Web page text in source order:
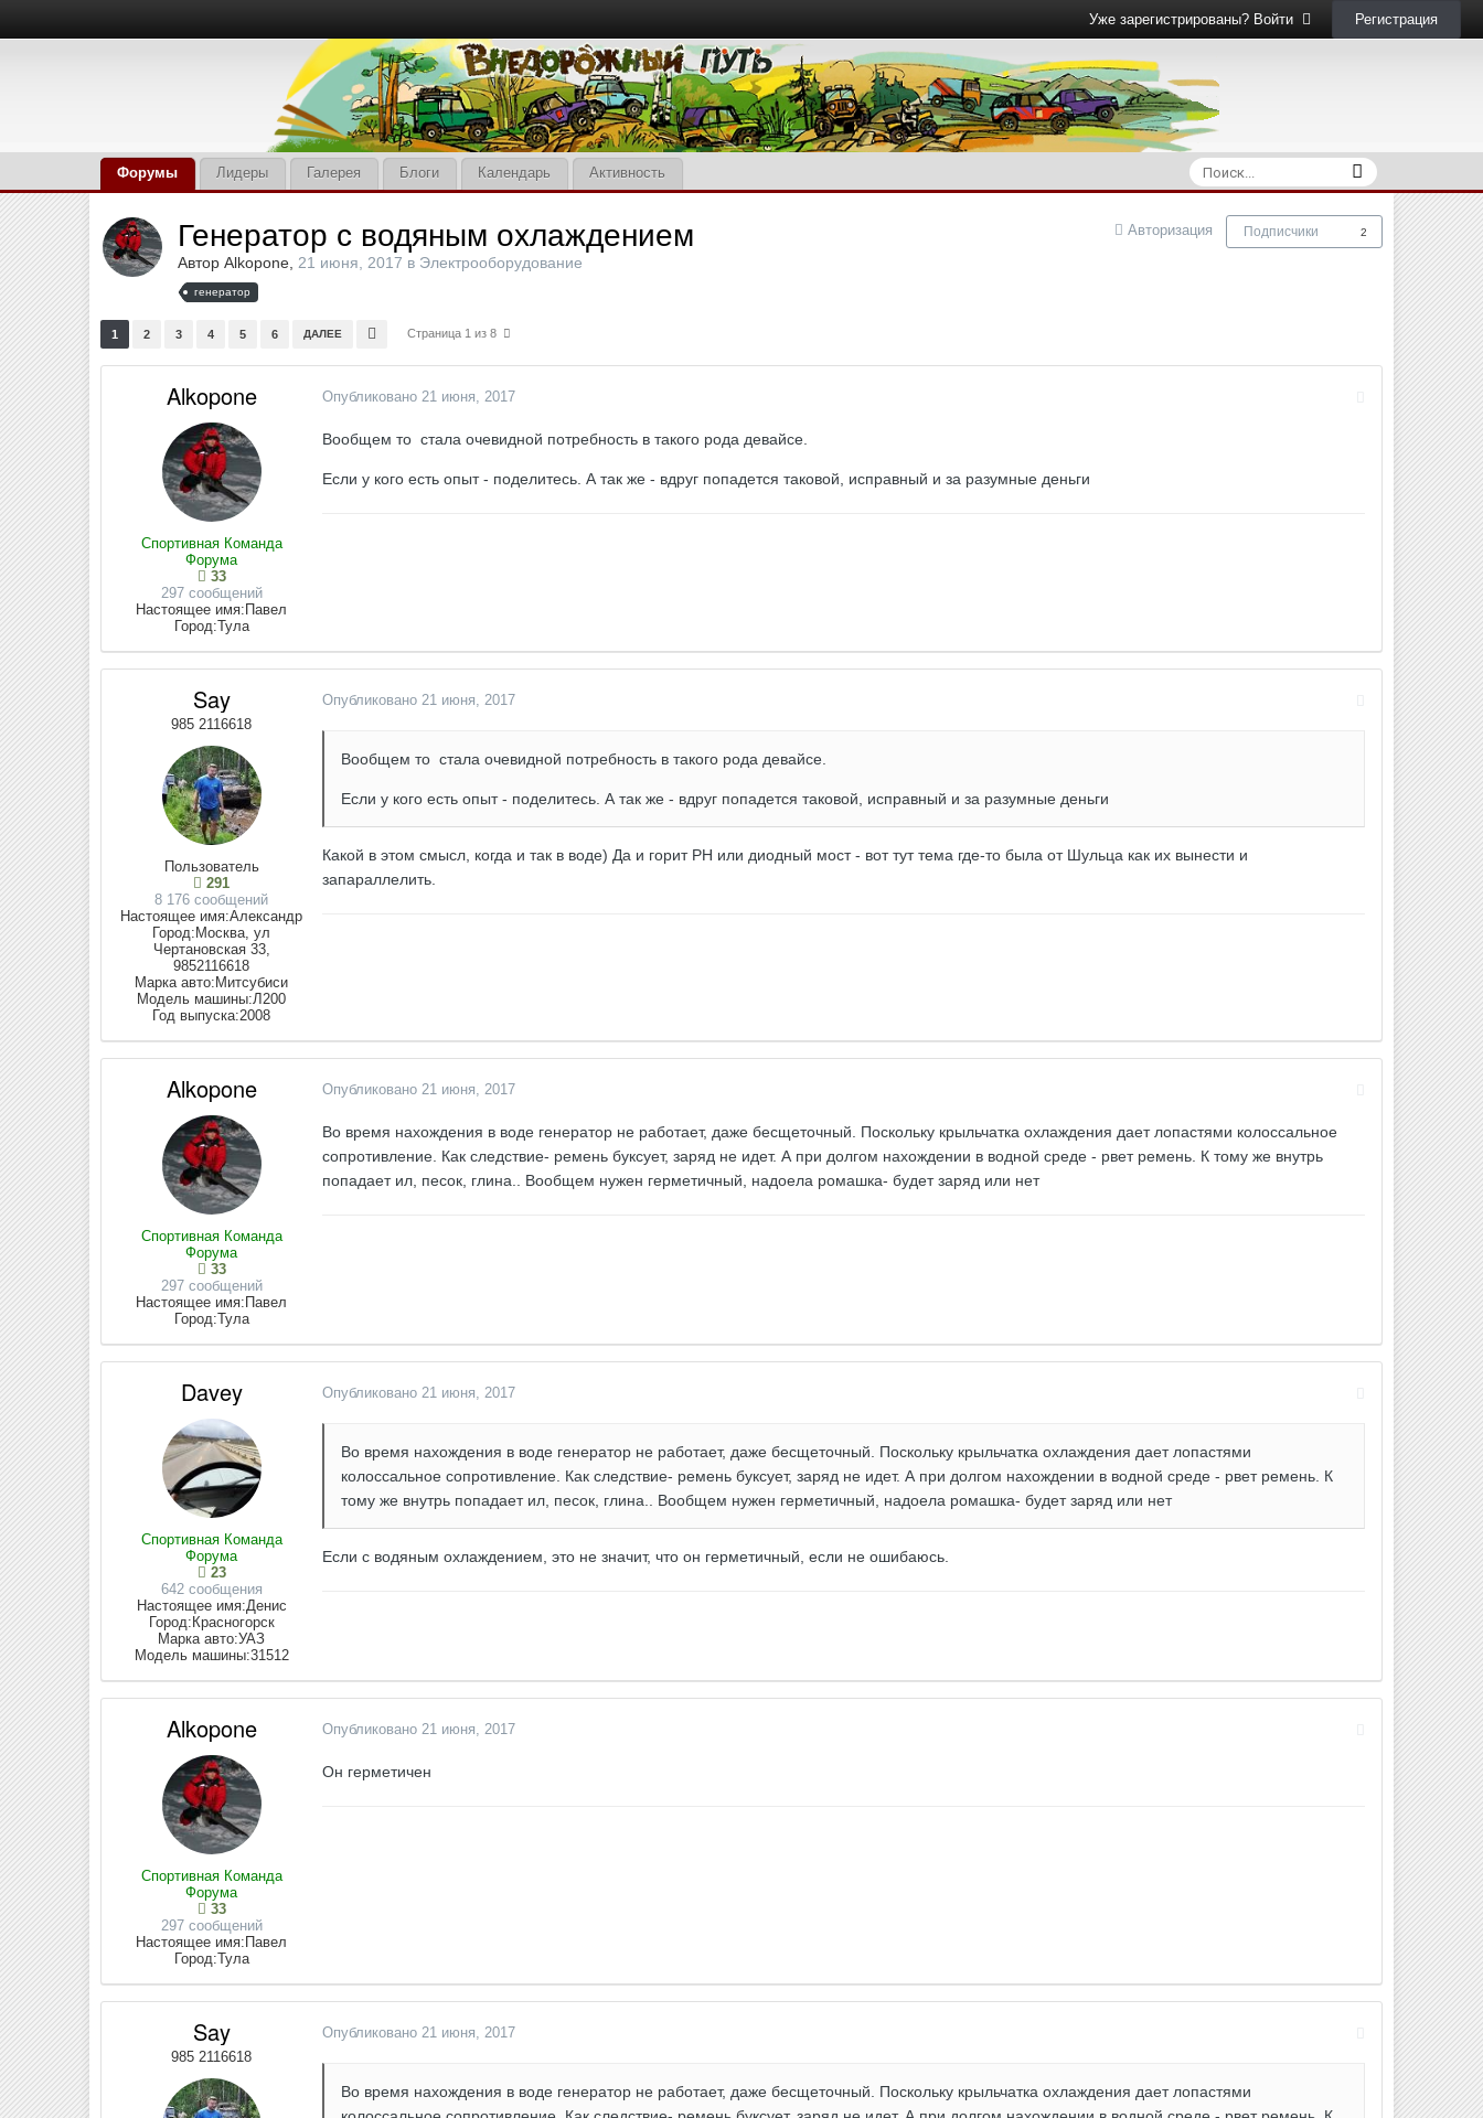
Уже зарегистрированы? Войти Регистрация
Форумы Лидеры Галерея Блоги Календарь Активность
Авторизация Подписчики 2
Генератор с водяным охлаждением
Автор Alkopone, 21 июня, 2017 в Электрооборудование
генератор
1 2 3 4 5 6 ДАЛЕЕ Страница 1 из 8
Alkopone
Спортивная Команда
Форума
33
297 сообщений
Настоящее имя: Павел
Город:Тула
Опубликовано 21 июня, 2017
Вообщем то стала очевидной потребность в такого рода девайсе.
Если у кого есть опыт - поделитесь. А так же - вдруг попадется таковой, исправный и за разумные деньги
Say
985 2116618
Пользователь
291
8 176 сообщений
Настоящее имя:Александр
Город: Москва, ул
Чертановская 33,
9852116618
Марка авто: Митсубиси
Модель машины:Л200
Год выпуска:2008
Опубликовано 21 июня, 2017
Вообщем то стала очевидной потребность в такого рода девайсе.
Если у кого есть опыт - поделитесь. А так же - вдруг попадется таковой, исправный и за разумные деньги
Какой в этом смысл, когда и так в воде) Да и горит РН или диодный мост - вот тут тема где-то была от Шульца как их вынести и
запараллелить.
Alkopone
Спортивная Команда
Форума
33
297 сообщений
Настоящее имя: Павел
Город:Тула
Опубликовано 21 июня, 2017
Во время нахождения в воде генератор не работает, даже бесщеточный. Поскольку крыльчатка охлаждения дает лопастями колоссальное
сопротивление. Как следствие- ремень буксует, заряд не идет. А при долгом нахождении в водной среде - рвет ремень. К тому же внутрь
попадает ил, песок, глина.. Вообщем нужен герметичный, надоела ромашка- будет заряд или нет
Davey
Спортивная Команда
Форума
23
642 сообщения
Настоящее имя:Денис
Город: Красногорск
Марка авто:УАЗ
Модель машины:31512
Опубликовано 21 июня, 2017
Во время нахождения в воде генератор не работает, даже бесщеточный. Поскольку крыльчатка охлаждения дает лопастями
колоссальное сопротивление. Как следствие- ремень буксует, заряд не идет. А при долгом нахождении в водной среде - рвет ремень. К
тому же внутрь попадает ил, песок, глина.. Вообщем нужен герметичный, надоела ромашка- будет заряд или нет
Если с водяным охлаждением, это не значит, что он герметичный, если не ошибаюсь.
Alkopone
Спортивная Команда
Форума
33
297 сообщений
Настоящее имя: Павел
Город:Тула
Опубликовано 21 июня, 2017
Он герметичен
Say
985 2116618
Опубликовано 21 июня, 2017
Во время нахождения в воде генератор не работает, даже бесщеточный. Поскольку крыльчатка охлаждения дает лопастями